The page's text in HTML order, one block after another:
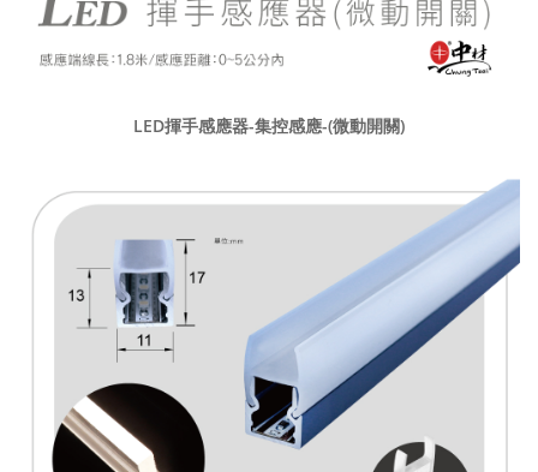
LED揮手感應器-集控感應-(微動開關)